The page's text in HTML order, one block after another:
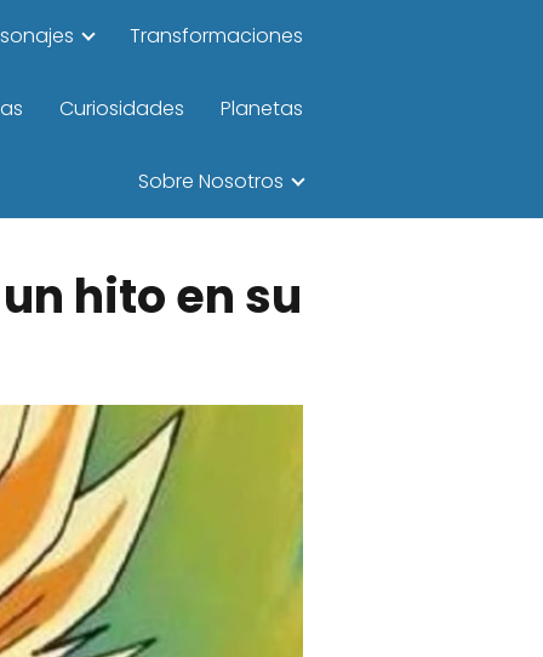
Transformaciones
Curiosidades Planetas
Sobre Nosotros
hito en su